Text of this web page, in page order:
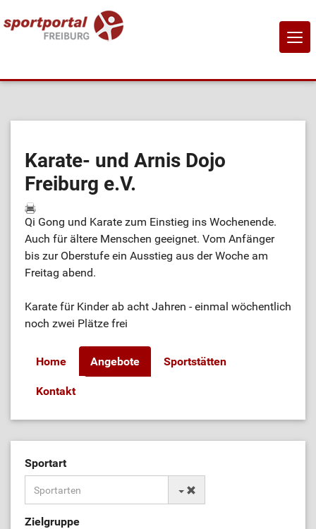
Sportanbietende
Sportstätten
Job-Börse
Kontakt
Karate- und Arnis Dojo
Freiburg e.V.
Qi Gong und Karate zum Einstieg ins Wochenende.
Auch für ältere Menschen geeignet. Vom Anfänger
bis zur Oberstufe ein Ausstieg aus der Woche am
Freitag abend.
Karate für Kinder ab acht Jahren - einmal wöchentlich
noch zwei Plätze frei
Home Angebote Sportstätten
Kontakt
Sportart
Zielgruppe